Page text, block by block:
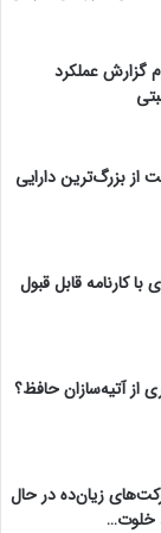
گزارش عملکرد
از بزرگ‌ترین دارایی
با کارنامه قابل قبول
آتیه‌سازان حافظ؟
زیان‌ده در حال
خلوت…